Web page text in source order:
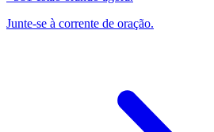
Junte-se à corrente de oração.